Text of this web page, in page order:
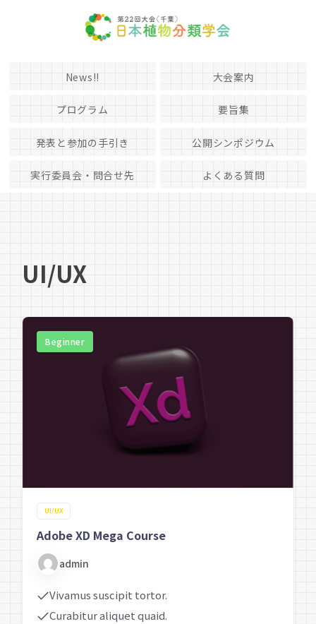
News!! 大会案内
プログラム 要旨集
発表と参加の手引き 公開シンポジウム
実行委員会・問合せ先 よくある質問
UI/UX
Beginner
UI/UX
Adobe XD Mega Course
admin
Vivamus suscipit tortor.
Curabitur aliquet quaid.